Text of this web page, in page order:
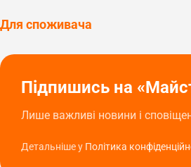
Для споживача
Підпишись на
Лише важливі новини і
Детальніше у Політика